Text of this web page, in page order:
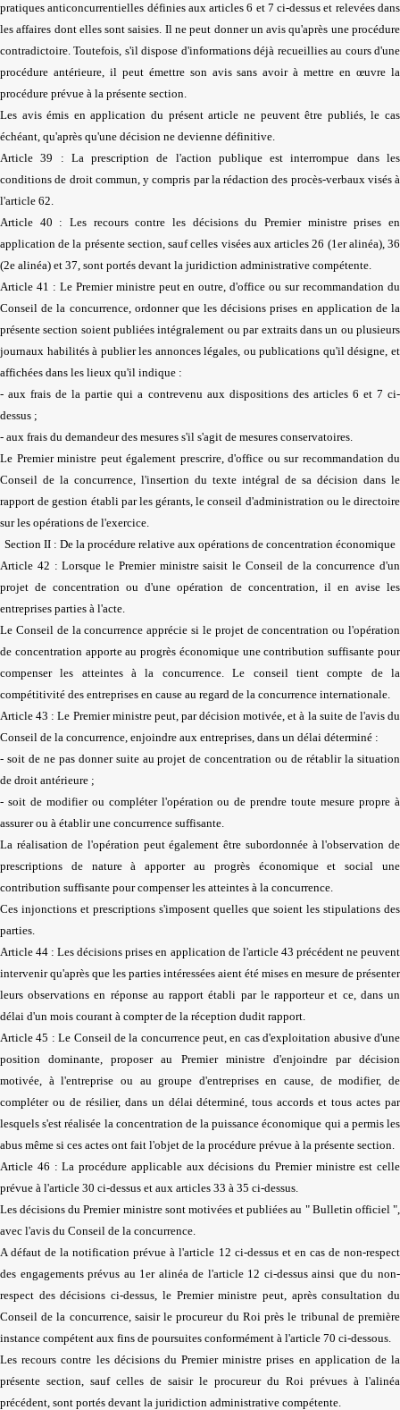
pratiques anticoncurrentielles définies aux articles 6 et 7 ci-dessus et relevées dans
les affaires dont elles sont saisies. Il ne peut donner un avis qu'après une procédure
contradictoire. Toutefois, s'il dispose d'informations déjà recueillies au cours d'une
procédure antérieure, il peut émettre son avis sans avoir à mettre en œuvre la
procédure prévue à la présente section.
Les avis émis en application du présent article ne peuvent être publiés, le cas
échéant, qu'après qu'une décision ne devienne définitive.
Article 39 : La prescription de l'action publique est interrompue dans les
conditions de droit commun, y compris par la rédaction des procès-verbaux visés à
l'article 62.
Article 40 : Les recours contre les décisions du Premier ministre prises en
application de la présente section, sauf celles visées aux articles 26 (1er alinéa), 36
(2e alinéa) et 37, sont portés devant la juridiction administrative compétente.
Article 41 : Le Premier ministre peut en outre, d'office ou sur recommandation du
Conseil de la concurrence, ordonner que les décisions prises en application de la
présente section soient publiées intégralement ou par extraits dans un ou plusieurs
journaux habilités à publier les annonces légales, ou publications qu'il désigne, et
affichées dans les lieux qu'il indique :
- aux frais de la partie qui a contrevenu aux dispositions des articles 6 et 7 ci-
dessus ;
- aux frais du demandeur des mesures s'il s'agit de mesures conservatoires.
Le Premier ministre peut également prescrire, d'office ou sur recommandation du
Conseil de la concurrence, l'insertion du texte intégral de sa décision dans le
rapport de gestion établi par les gérants, le conseil d'administration ou le directoire
sur les opérations de l'exercice.
Section II : De la procédure relative aux opérations de concentration économique
Article 42 : Lorsque le Premier ministre saisit le Conseil de la concurrence d'un
projet de concentration ou d'une opération de concentration, il en avise les
entreprises parties à l'acte.
Le Conseil de la concurrence apprécie si le projet de concentration ou l'opération
de concentration apporte au progrès économique une contribution suffisante pour
compenser les atteintes à la concurrence. Le conseil tient compte de la
compétitivité des entreprises en cause au regard de la concurrence internationale.
Article 43 : Le Premier ministre peut, par décision motivée, et à la suite de l'avis du
Conseil de la concurrence, enjoindre aux entreprises, dans un délai déterminé :
- soit de ne pas donner suite au projet de concentration ou de rétablir la situation
de droit antérieure ;
- soit de modifier ou compléter l'opération ou de prendre toute mesure propre à
assurer ou à établir une concurrence suffisante.
La réalisation de l'opération peut également être subordonnée à l'observation de
prescriptions de nature à apporter au progrès économique et social une
contribution suffisante pour compenser les atteintes à la concurrence.
Ces injonctions et prescriptions s'imposent quelles que soient les stipulations des
parties.
Article 44 : Les décisions prises en application de l'article 43 précédent ne peuvent
intervenir qu'après que les parties intéressées aient été mises en mesure de présenter
leurs observations en réponse au rapport établi par le rapporteur et ce, dans un
délai d'un mois courant à compter de la réception dudit rapport.
Article 45 : Le Conseil de la concurrence peut, en cas d'exploitation abusive d'une
position dominante, proposer au Premier ministre d'enjoindre par décision
motivée, à l'entreprise ou au groupe d'entreprises en cause, de modifier, de
compléter ou de résilier, dans un délai déterminé, tous accords et tous actes par
lesquels s'est réalisée la concentration de la puissance économique qui a permis les
abus même si ces actes ont fait l'objet de la procédure prévue à la présente section.
Article 46 : La procédure applicable aux décisions du Premier ministre est celle
prévue à l'article 30 ci-dessus et aux articles 33 à 35 ci-dessus.
Les décisions du Premier ministre sont motivées et publiées au " Bulletin officiel ",
avec l'avis du Conseil de la concurrence.
A défaut de la notification prévue à l'article 12 ci-dessus et en cas de non-respect
des engagements prévus au 1er alinéa de l'article 12 ci-dessus ainsi que du non-
respect des décisions ci-dessus, le Premier ministre peut, après consultation du
Conseil de la concurrence, saisir le procureur du Roi près le tribunal de première
instance compétent aux fins de poursuites conformément à l'article 70 ci-dessous.
Les recours contre les décisions du Premier ministre prises en application de la
présente section, sauf celles de saisir le procureur du Roi prévues à l'alinéa
précédent, sont portés devant la juridiction administrative compétente.